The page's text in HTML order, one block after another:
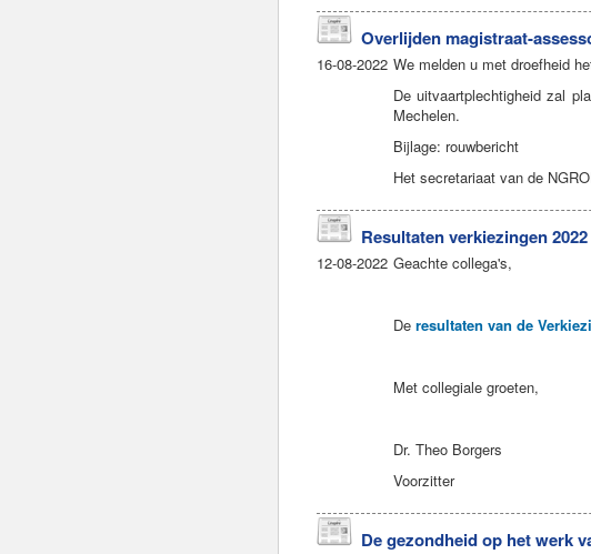
Overlijden magistraat-
We melden u met droefheid
De uitvaartplechtigheid zal
Mechelen.
Bijlage: rouwbericht
Het secretariaat van de
16-08-2022
Resultaten verkiezingen 2022
Geachte collega's,
De resultaten van de
Met collegiale groeten,
Dr. Theo Borgers
Voorzitter
12-08-2022
De gezondheid op het werk